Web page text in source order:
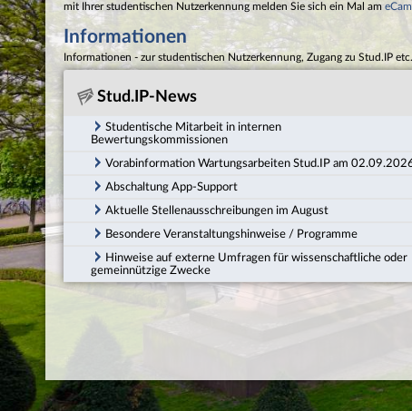
mit Ihrer studentischen Nutzerkennung melden Sie sich ein Mal am
Informationen
Informationen - zur studentischen Nutzerkennung, Zugang zu Stud.IP etc.
Stud.IP-News
Studentische Mitarbeit in internen
Bewertungskommissionen
Vorabinformation Wartungsarbeiten Stud.IP am
Abschaltung App-Support
Aktuelle Stellenausschreibungen im August
Besondere Veranstaltungshinweise / Programme
Hinweise auf externe Umfragen für wissenschaftliche oder
gemeinnützige Zwecke